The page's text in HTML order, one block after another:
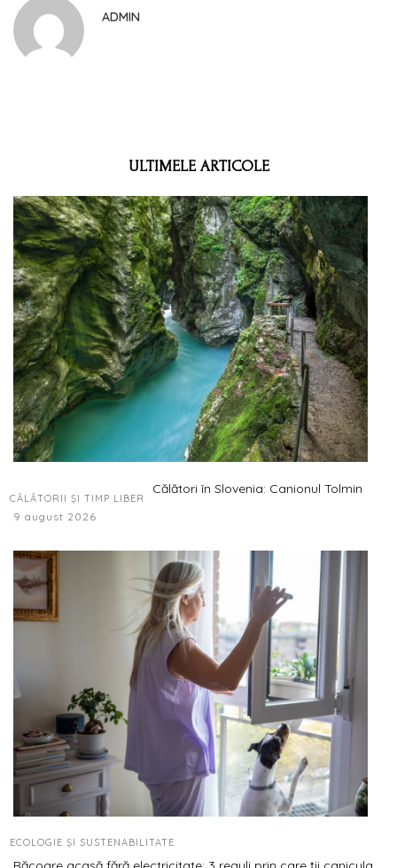
ADMIN
ULTIMELE ARTICOLE
CĂLĂTORII ȘI TIMP LIBER
Călători în Slovenia: Canionul Tolmin
9 august 2026
ECOLOGIE ȘI SUSTENABILITATE